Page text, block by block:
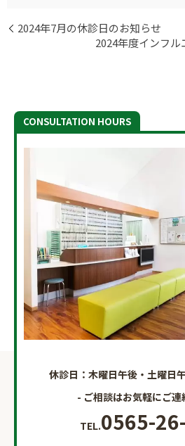
2024年7月の休診日のお知らせ
2024年度インフ
CONSULTATION HOURS
休診日：木曜日午後・土曜日
- ご相談はお気軽にご連
TEL.0565-